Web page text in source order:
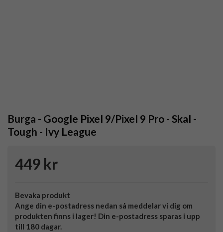
Burga - Google Pixel 9/Pixel 9 Pro - Skal -
Tough - Ivy League
449 kr
Bevaka produkt
Ange din e-postadress nedan så meddelar vi dig om
produkten finns i lager! Din e-postadress sparas i upp
till 180 dagar.